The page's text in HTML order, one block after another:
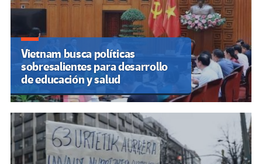
Vietnam busca políticas
sobresalientes para desarrollo
de educación y salud